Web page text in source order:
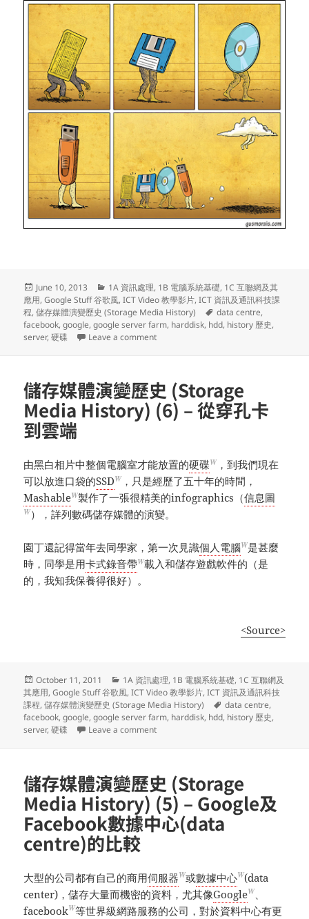
Posted
on
June 10, 2013 Categories
1A 資訊處理, 1B 電腦系統基礎, 1C 互聯網及其
應用,Google Stuff 谷歌風,ICT Video 教學影片,ICT 資訊及通訊科技課
程,儲存媒體演變歷史 (Storage Media History) Tags
data centre,
facebook,google,google server farm, harddisk, hdd, history 歷史,
server,硬碟 Leave a commenton 儲存媒體演變歷史 (Storage Media
儲存媒體演變歷史 (Storage
Media History) (6) – 從穿孔卡
到雲端
由黑白相片中整個電腦室才能放置的硬碟W ，到我們現在
可以放進口袋的SSDW ，只是經歷了五十年的時間，
MashableW製作了一張很精美的infographics（信息圖
W），詳列數碼儲存媒體的演變。
園丁還記得當年去同學家，第一次見識個人電腦W是甚麼
時，同學是用卡式錄音帶W載入和儲存遊戲軟件的（是
的，我知我保養得很好）。
<Source>
Posted
on
October 11, 2011 Categories
1A 資訊處理, 1B 電腦系統基礎, 1C 互聯網及
其應用,Google Stuff 谷歌風,ICT Video 教學影片,ICT 資訊及通訊科技
課程,儲存媒體演變歷史 (Storage Media History) Tags
data centre,
facebook,google,google server farm, harddisk, hdd, history 歷史,
server,硬碟 Leave a commenton 儲存媒體演變歷史 (Storage Media
儲存媒體演變歷史 (Storage
Media History) (5) – Google及
Facebook數據中心(data
centre)的比較
大型的公司都有自己的商用伺服器W或數據中心W(data
center)，儲存大量而機密的資料，尤其像GoogleW
facebookW等世界級網路服務的公司，對於資料中心有更